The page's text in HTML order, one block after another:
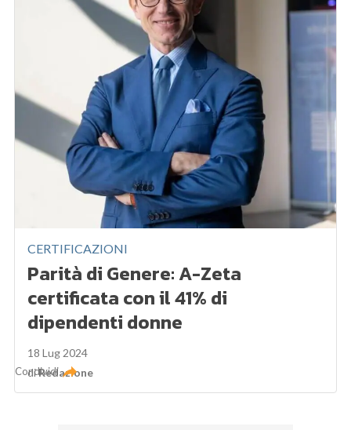
CERTIFICAZIONI
Parità di Genere: A-Zeta
certificata con il 41% di
dipendenti donne
18 Lug 2024
diRedazione
Condividi